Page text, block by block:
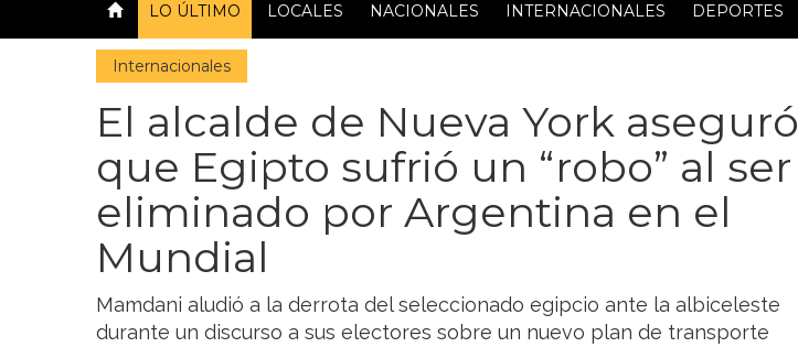
LO ÚLTIMO LOCALES NACIONALES INTERNACIONALES DEPORTES
Internacionales
El alcalde de Nueva York aseguró
que Egipto sufrió un “robo” al ser
eliminado por Argentina en el
Mundial
Mamdani aludió a la derrota del seleccionado egipcio ante la albiceleste
durante un discurso a sus electores sobre un nuevo plan de transporte